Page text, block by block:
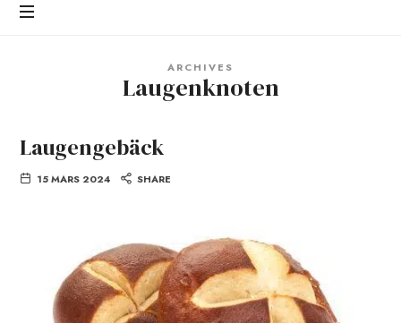
ARCHIVES
Laugenknoten
Laugengebäck
15 MARS 2024 SHARE